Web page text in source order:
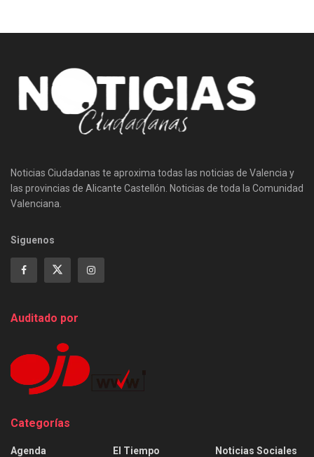
Noticias Ciudadanas te aproxima todas las noticias de Valencia y
las provincias de Alicante Castellón. Noticias de toda la Comunidad
Valenciana.
Siguenos
Auditado por
Categorías
Agenda
El Tiempo
Noticias Sociales